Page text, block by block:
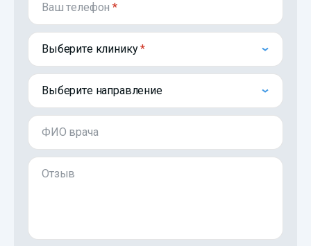
Ваш телефон*
Выберите клинику
Выберите направление
ФИО врача
Отзыв